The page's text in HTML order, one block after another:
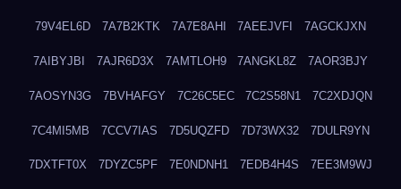
79V4EL6D 7A7B2KTK 7A7E8AHI 7AEEJVFI 7AGCKJXN
7AIBYJBI 7AJR6D3X 7AMTLOH9 7ANGKL8Z 7AOR3BJY
7AOSYN3G 7BVHAFGY 7C26C5EC 7C2S58N1 7C2XDJQN
7C4MI5MB 7CCV7IAS 7D5UQZFD 7D73WX32 7DULR9YN
7DXTFT0X 7DYZC5PF 7E0NDNH1 7EDB4H4S 7EE3M9WJ